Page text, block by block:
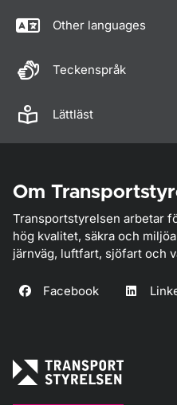
Other languages
Teckenspråk
Lättläst
Om
Transportstyrelsen arbetar
hög kvalitet, säkra och
järnväg, luftfart, sjöfart och
Facebook